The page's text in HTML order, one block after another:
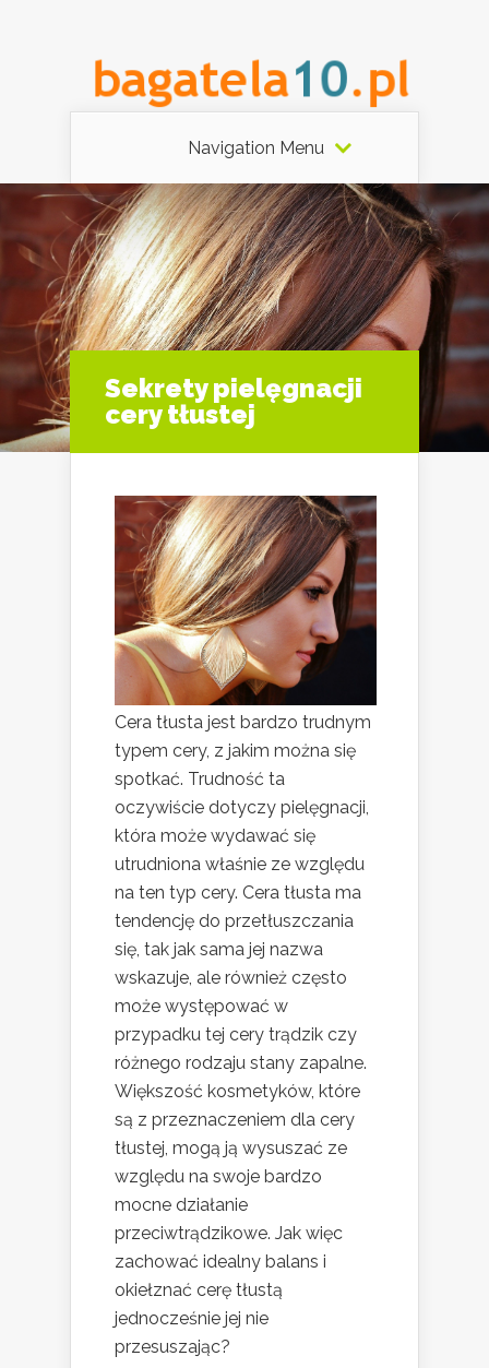
Navigation Menu
Sekrety pielęgnacji
cery tłustej
Cera tłusta jest bardzo trudnym
typem cery, z jakim można się
spotkać. Trudność ta
oczywiście dotyczy pielęgnacji,
która może wydawać się
utrudniona właśnie ze względu
na ten typ cery. Cera tłusta ma
tendencję do przetłuszczania
się, tak jak sama jej nazwa
wskazuje, ale również często
może występować w
przypadku tej cery trądzik czy
różnego rodzaju stany zapalne.
Większość kosmetyków, które
są z przeznaczeniem dla cery
tłustej, mogą ją wysuszać ze
względu na swoje bardzo
mocne działanie
przeciwtrądzikowe. Jak więc
zachować idealny balans i
okiełznać cerę tłustą
jednocześnie jej nie
przesuszając?